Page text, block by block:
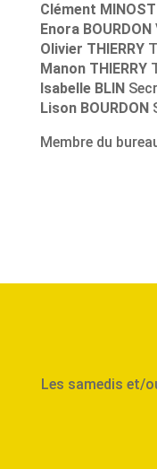
Clément MINOST
Enora BOURDON
Olivier THIERRY
Manon THIERRY
Isabelle BLIN
Lison BOURDON
Membre du
Les samedis et/